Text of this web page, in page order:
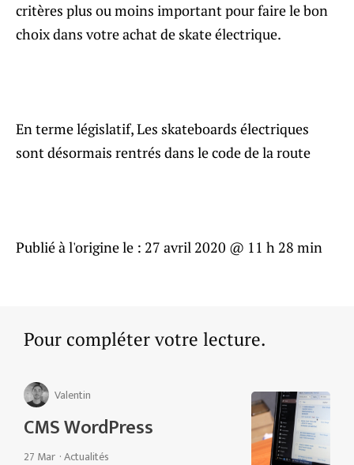
critères plus ou moins important pour faire le bon
choix dans votre achat de skate électrique.
En terme législatif, Les skateboards électriques
sont désormais rentrés dans le code de la route
Publié à l'origine le : 27 avril 2020 @ 11 h 28 min
Pour compléter votre lecture.
Valentin
CMS WordPress
27 Mar ·Actualités